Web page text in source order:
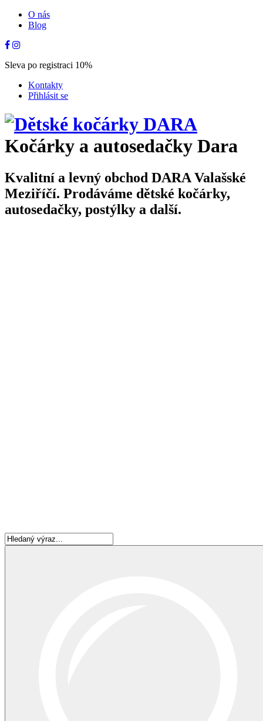
O nás
Blog
Sleva po registraci 10%
Kontakty
Přihlásit se
Kočárky a autosedačky Dara
Kvalitní a levný obchod DARA Valašské
Meziříčí. Prodáváme dětské kočárky,
autosedačky, postýlky a další.